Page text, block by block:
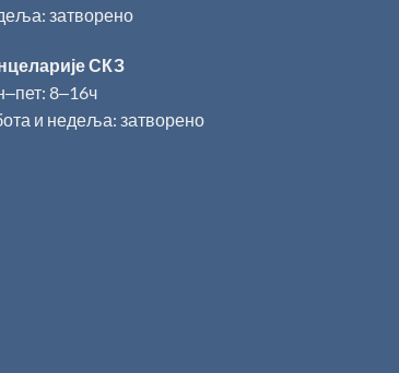
затворено
СКЗ
8‒16ч
и недеља: затворено